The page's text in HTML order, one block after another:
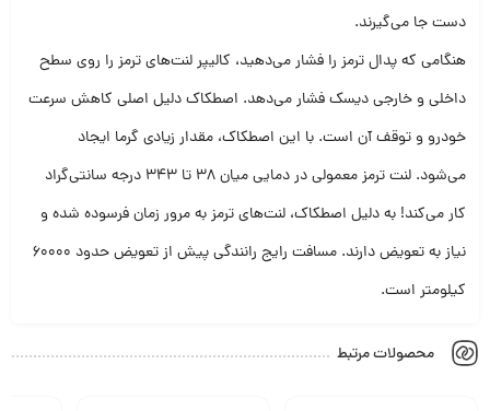
دست جا می‌گیرند.
هنگامی که پدال ترمز را فشار می‌دهید، کالیپر لنت‌های ترمز را روی سطح
داخلی و خارجی دیسک فشار می‌دهد. اصطکاک دلیل اصلی کاهش سرعت
خودرو و توقف آن است. با این اصطکاک، مقدار زیادی گرما ایجاد
می‌شود. لنت ترمز معمولی در دمایی میان ۳۸ تا ۳۴۳ درجه سانتی‌گراد
کار می‌کند! به دلیل اصطکاک، لنت‌های ترمز به مرور زمان فرسوده شده و
نیاز به تعویض دارند. مسافت رایج رانندگی پیش از تعویض حدود ۶۰۰۰۰
کیلومتر است.
محصولات مرتبط